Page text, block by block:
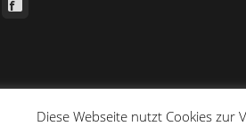
Diese Webseite nutzt Cookies